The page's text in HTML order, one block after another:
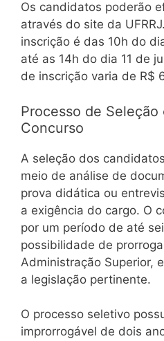
Os candidatos poderão
através do site da
inscrição é das 10h do
até as 14h do dia 11 de
de inscrição varia de R$
Processo de Seleção
Concurso
A seleção dos
meio de análise de
prova didática ou
a exigência do cargo. O
por um período de até
possibilidade de
Administração Superior,
a legislação pertinente.
O processo seletivo
improrrogável de dois